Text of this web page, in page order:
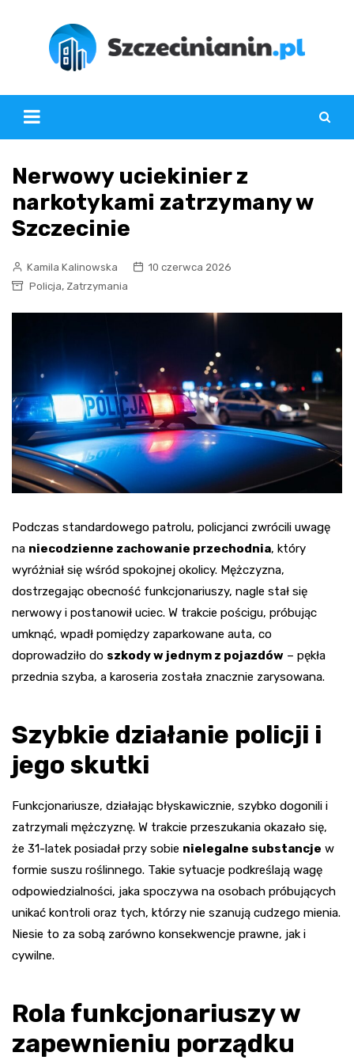
Nerwowy uciekinier z
narkotykami zatrzymany w
Szczecinie
Kamila Kalinowska
10 czerwca 2026
Policja, Zatrzymania
Podczas standardowego patrolu, policjanci zwrócili uwagę
na niecodzienne zachowanie przechodnia, który
wyróżniał się wśród spokojnej okolicy. Mężczyzna,
dostrzegając obecność funkcjonariuszy, nagle stał się
nerwowy i postanowił uciec. W trakcie pościgu, próbując
umknąć, wpadł pomiędzy zaparkowane auta, co
doprowadziło do szkody w jednym z pojazdów – pękła
przednia szyba, a karoseria została znacznie zarysowana.
Szybkie działanie policji i
jego skutki
Funkcjonariusze, działając błyskawicznie, szybko dogonili i
zatrzymali mężczyznę. W trakcie przeszukania okazało się,
że 31-latek posiadał przy sobie nielegalne substancje w
formie suszu roślinnego. Takie sytuacje podkreślają wagę
odpowiedzialności, jaka spoczywa na osobach próbujących
unikać kontroli oraz tych, którzy nie szanują cudzego mienia.
Niesie to za sobą zarówno konsekwencje prawne, jak i
cywilne.
Rola funkcjonariuszy w
zapewnieniu porządku